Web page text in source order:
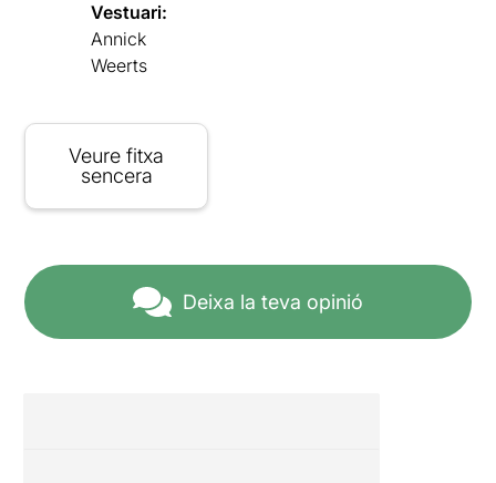
Vestuari:
Annick
Weerts
Veure fitxa
sencera
Deixa la teva opinió